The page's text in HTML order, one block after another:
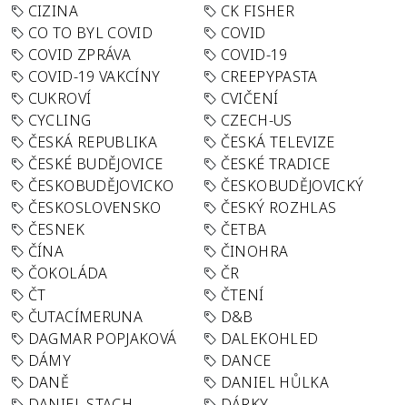
CIZINA
CK FISHER
CO TO BYL COVID
COVID
COVID ZPRÁVA
COVID-19
COVID-19 VAKCÍNY
CREEPYPASTA
CUKROVÍ
CVIČENÍ
CYCLING
CZECH-US
ČESKÁ REPUBLIKA
ČESKÁ TELEVIZE
ČESKÉ BUDĚJOVICE
ČESKÉ TRADICE
ČESKOBUDĚJOVICKO
ČESKOBUDĚJOVICKÝ
ČESKOSLOVENSKO
ČESKÝ ROZHLAS
ČESNEK
ČETBA
ČÍNA
ČINOHRA
ČOKOLÁDA
ČR
ČT
ČTENÍ
ČUTACÍMERUNA
D&B
DAGMAR POPJAKOVÁ
DALEKOHLED
DÁMY
DANCE
DANĚ
DANIEL HŮLKA